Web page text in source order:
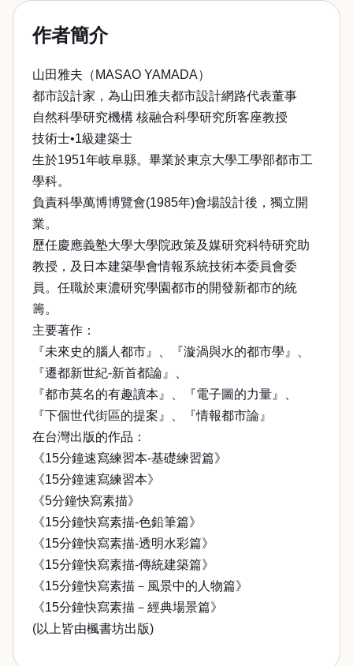
作者簡介
山田雅夫（MASAO YAMADA）
都市設計家，為山田雅夫都市設計網路代表董事
自然科學研究機構 核融合科學研究所客座教授
技術士•1級建築士
生於1951年岐阜縣。畢業於東京大學工學部都市工
學科。
負責科學萬博博覽會(1985年)會場設計後，獨立開
業。
歷任慶應義塾大學大學院政策及媒研究科特研究助
教授，及日本建築學會情報系統技術本委員會委
員。任職於東濃研究學園都市的開發新都市的統
籌。
主要著作：
『未來史的腦人都市』、『漩渦與水的都市學』、
『遷都新世紀-新首都論』、
『都市莫名的有趣讀本』、『電子圖的力量』、
『下個世代街區的提案』、『情報都市論』
在台灣出版的作品：
《15分鐘速寫練習本-基礎練習篇》
《15分鐘速寫練習本》
《5分鐘快寫素描》
《15分鐘快寫素描-色鉛筆篇》
《15分鐘快寫素描-透明水彩篇》
《15分鐘快寫素描-傳統建築篇》
《15分鐘快寫素描－風景中的人物篇》
《15分鐘快寫素描－經典場景篇》
(以上皆由楓書坊出版)